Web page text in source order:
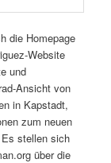
die Homepage
Website
und
Ansicht von
in Kapstadt,
zum neuen
stellen sich
über die